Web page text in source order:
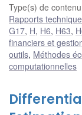
Type(s) de contenu
Rapports
G17, H, H6, H63,
financiers et
outils, Méthodes
computationnelles